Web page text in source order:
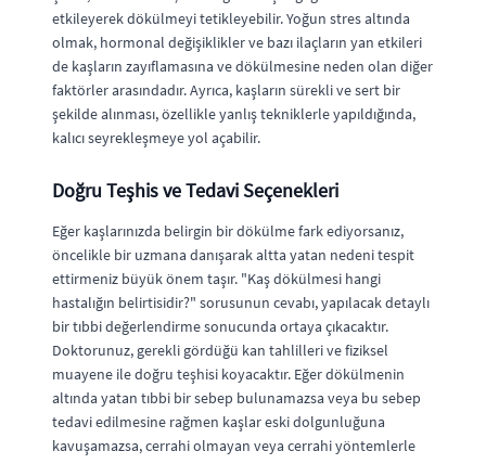
etkileyerek dökülmeyi tetikleyebilir. Yoğun stres altında
olmak, hormonal değişiklikler ve bazı ilaçların yan etkileri
de kaşların zayıflamasına ve dökülmesine neden olan diğer
faktörler arasındadır. Ayrıca, kaşların sürekli ve sert bir
şekilde alınması, özellikle yanlış tekniklerle yapıldığında,
kalıcı seyrekleşmeye yol açabilir.
Doğru Teşhis ve Tedavi Seçenekleri
Eğer kaşlarınızda belirgin bir dökülme fark ediyorsanız,
öncelikle bir uzmana danışarak altta yatan nedeni tespit
ettirmeniz büyük önem taşır. "Kaş dökülmesi hangi
hastalığın belirtisidir?" sorusunun cevabı, yapılacak detaylı
bir tıbbi değerlendirme sonucunda ortaya çıkacaktır.
Doktorunuz, gerekli gördüğü kan tahlilleri ve fiziksel
muayene ile doğru teşhisi koyacaktır. Eğer dökülmenin
altında yatan tıbbi bir sebep bulunamazsa veya bu sebep
tedavi edilmesine rağmen kaşlar eski dolgunluğuna
kavuşamazsa, cerrahi olmayan veya cerrahi yöntemlerle